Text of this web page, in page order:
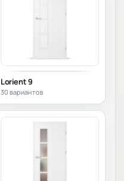
Lorient 9
30 вариантов